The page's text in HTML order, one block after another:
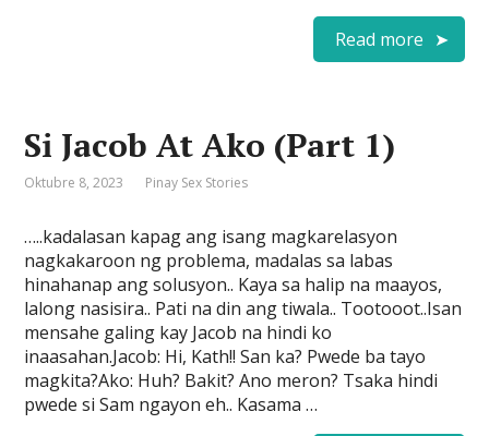
Read more
Si Jacob At Ako (Part 1)
Oktubre 8, 2023 Pinay Sex Stories
…..kadalasan kapag ang isang magkarelasyon
nagkakaroon ng problema, madalas sa labas
hinahanap ang solusyon.. Kaya sa halip na maayos,
lalong nasisira.. Pati na din ang tiwala.. Tootooot..Isan
mensahe galing kay Jacob na hindi ko
inaasahan.Jacob: Hi, Kath!! San ka? Pwede ba tayo
magkita?Ako: Huh? Bakit? Ano meron? Tsaka hindi
pwede si Sam ngayon eh.. Kasama …